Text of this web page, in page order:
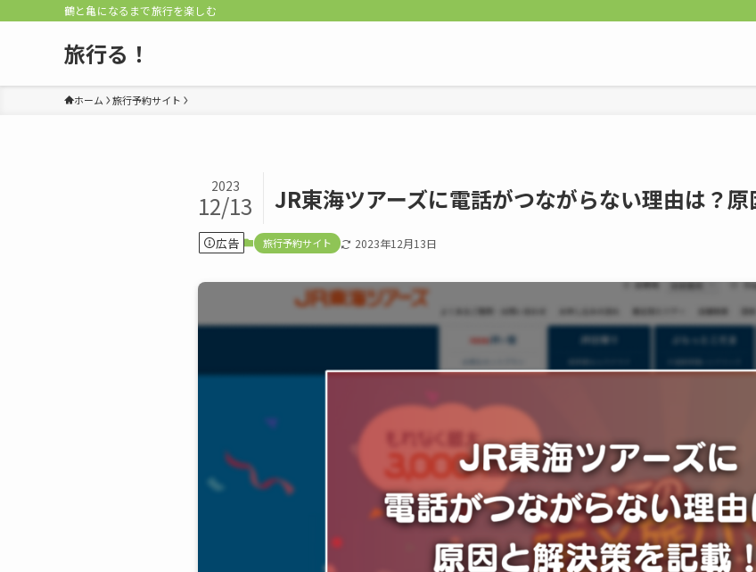
鶴と亀になるまで旅行を楽しむ
旅行る！
ホーム 旅行予約サイト
JR東海ツアーズに電話がつながらない理由は？原
2023
12/13
広告 旅行予約サイト 2023年12月13日